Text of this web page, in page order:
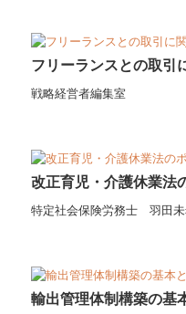
フリーランスとの取引
戦略経営者編集室
改正育児・介護休業法
特定社会保険労務士 羽田
輸出管理体制構築の基